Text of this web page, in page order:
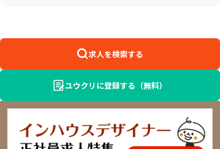
求人を検索する
ユウクリに登録する（無料）